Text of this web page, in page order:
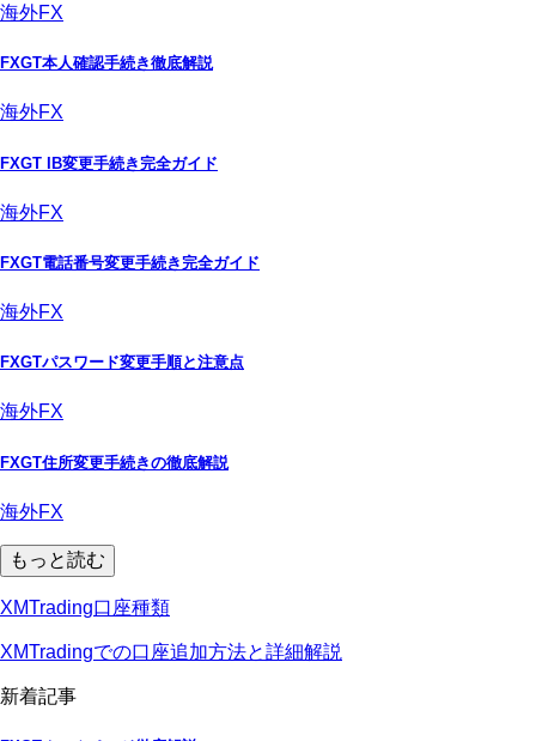
海外FX
FXGT本人確認手続き徹底解説
海外FX
FXGT IB変更手続き完全ガイド
海外FX
FXGT電話番号変更手続き完全ガイド
海外FX
FXGTパスワード変更手順と注意点
海外FX
FXGT住所変更手続きの徹底解説
海外FX
もっと読む
XMTrading口座種類
XMTradingでの口座追加方法と詳細解説
新着記事